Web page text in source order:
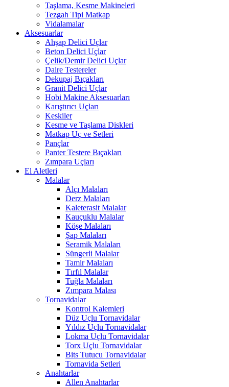
Taşlama, Kesme Makineleri
Tezgah Tipi Matkap
Vidalamalar
Aksesuarlar
Ahşap Delici Uçlar
Beton Delici Uçlar
Çelik/Demir Delici Uçlar
Daire Testereler
Dekupaj Bıçakları
Granit Delici Uçlar
Hobi Makine Aksesuarları
Karıştırıcı Uçları
Keskiler
Kesme ve Taşlama Diskleri
Matkap Uç ve Setleri
Pançlar
Panter Testere Bıçakları
Zımpara Uçları
El Aletleri
Malalar
Alçı Malaları
Derz Malaları
Kaleterasit Malalar
Kauçuklu Malalar
Köşe Malaları
Şap Malaları
Seramik Malaları
Süngerli Malalar
Tamir Malaları
Tırfıl Malalar
Tuğla Malaları
Zımpara Malası
Tornavidalar
Kontrol Kalemleri
Düz Uçlu Tornavidalar
Yıldız Uçlu Tornavidalar
Lokma Uçlu Tornavidalar
Torx Uçlu Tornavidalar
Bits Tutucu Tornavidalar
Tornavida Setleri
Anahtarlar
Allen Anahtarlar